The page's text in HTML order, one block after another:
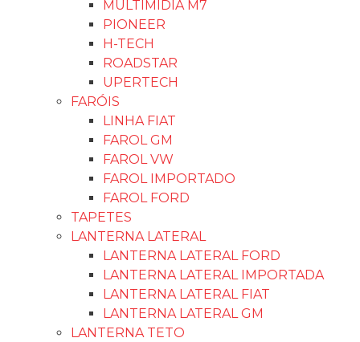
MULTIMÍDIA M7
PIONEER
H-TECH
ROADSTAR
UPERTECH
FARÓIS
LINHA FIAT
FAROL GM
FAROL VW
FAROL IMPORTADO
FAROL FORD
TAPETES
LANTERNA LATERAL
LANTERNA LATERAL FORD
LANTERNA LATERAL IMPORTADA
LANTERNA LATERAL FIAT
LANTERNA LATERAL GM
LANTERNA TETO